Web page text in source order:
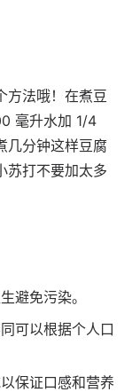
方法哦！在煮豆
毫升水加 1/4
几分钟这样豆腐
苏打不要加太多
避免污染。
可以根据个人口
保证口感和营养